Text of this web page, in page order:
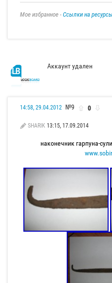
Мое избранное - Ссылки на
Аккаунт удален
14:58, 29.04.2012 №9 0
SHARIK 13:15, 17.09.2014
наконечник гарпуна-